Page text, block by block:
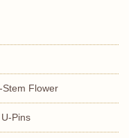
Stem Flower
Pins